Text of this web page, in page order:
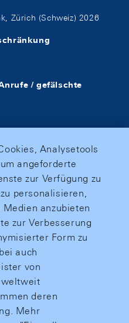
Zürich (Schweiz) 2026
/ gefälschte
Analysetools
angeforderte
zur Verfügung zu
personalisieren,
Medien anzubieten
zur Verbesserung
Form zu
auch
von
weltweit
deren
Mehr